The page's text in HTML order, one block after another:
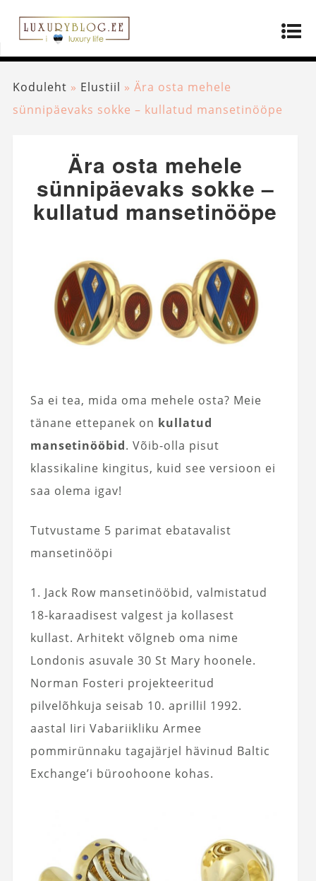
Koduleht » Elustiil » Ära osta mehele
sünnipäevaks sokke – kullatud mansetinööpe
Ära osta mehele
sünnipäevaks sokke –
kullatud mansetinööpe
Sa ei tea, mida oma mehele osta? Meie
tänane ettepanek on kullatud
mansetinööbid. Võib-olla pisut
klassikaline kingitus, kuid see versioon ei
saa olema igav!
Tutvustame 5 parimat ebatavalist
mansetinööpi
1. Jack Row mansetinööbid, valmistatud
18-karaadisest valgest ja kollasest
kullast. Arhitekt võlgneb oma nime
Londonis asuvale 30 St Mary hoonele.
Norman Fosteri projekteeritud
pilvelõhkuja seisab 10. aprillil 1992.
aastal Iiri Vabariikliku Armee
pommirünnaku tagajärjel hävinud Baltic
Exchange’i büroohoone kohas.